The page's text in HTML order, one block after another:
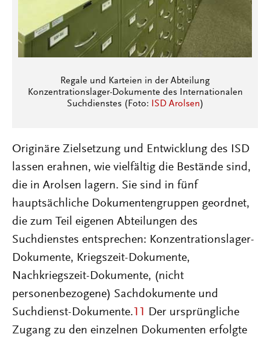
Regale und Karteien in der Abteilung
Konzentrationslager-Dokumente des Internationalen
Suchdienstes (Foto:
ISD Arolsen)
Originäre Zielsetzung und Entwicklung des ISD
lassen erahnen, wie vielfältig die Bestände sind,
die in Arolsen lagern. Sie sind in fünf
hauptsächliche Dokumentengruppen geordnet,
die zum Teil eigenen Abteilungen des
Suchdienstes entsprechen: Konzentrationslager-
Dokumente, Kriegszeit-Dokumente,
Nachkriegszeit-Dokumente, (nicht
personenbezogene) Sachdokumente und
Suchdienst-Dokumente.11
Der ursprüngliche
Zugang zu den einzelnen Dokumenten erfolgte